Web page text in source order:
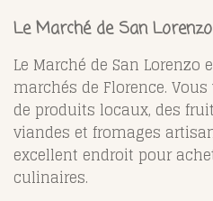
Le Marché de San
Le Marché de San
marchés de Florence.
de produits locaux, des
viandes et fromages
excellent endroit pour
culinaires.